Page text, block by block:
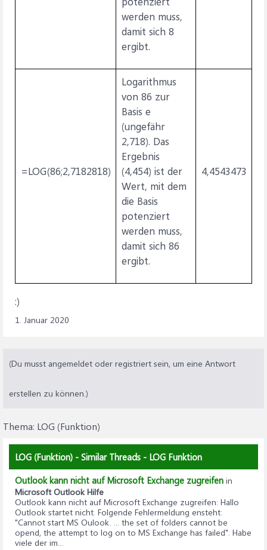
werden muss,
damit sich 8
ergibt.
=LOG(86;2,7182818)
Logarithmus
von 86 zur
Basis e
(ungefähr
2,718). Das
Ergebnis
(4,454) ist der
Wert, mit dem
die Basis
potenziert
werden muss,
damit sich 86
ergibt.
4,4543473
:)
1. Januar 2020
(Du musst angemeldet oder registriert sein, um eine Antwort
erstellen zu können.)
Thema: LOG (Funktion)
LOG (Funktion) - Similar Threads - LOG Funktion
Outlook kann nicht auf Microsoft Exchange zugreifen in
Microsoft Outlook Hilfe
Outlook kann nicht auf Microsoft Exchange zugreifen: Hallo
Outlook startet nicht. Folgende Fehlermeldung ensteht:
"Cannot start MS Oulook. ... the set of folders cannot be
opend, the attempt to log on to MS Exchange has failed". Habe
viele der im...